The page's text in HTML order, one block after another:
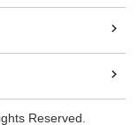
Reserved.